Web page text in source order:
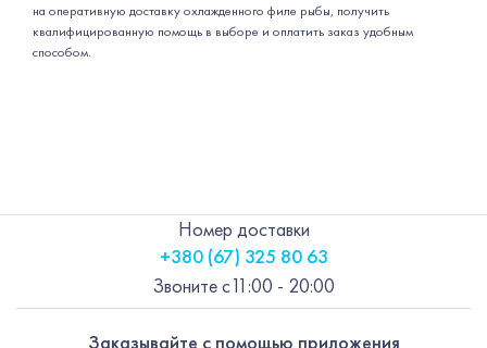
на оперативную доставку охлажденного филе рыбы, получить
квалифицированную помощь в выборе и оплатить заказ удобным
способом.
Заказывайте с помощью приложения
Номер доставки
+380 (67) 325 80 63
Звоните с11:00 - 20:00